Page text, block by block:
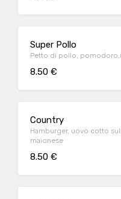
Super Pollo
Petto di pollo,
8.50 €
Country
Hamburger, uovo cotto
maionese
8.50 €